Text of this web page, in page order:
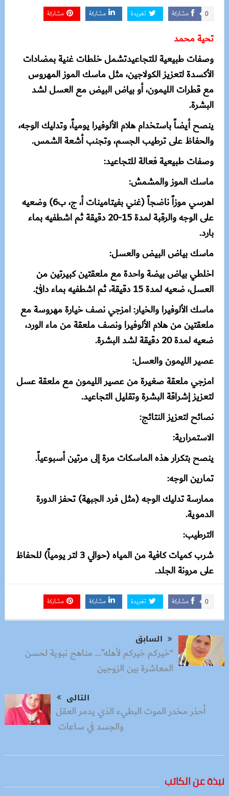
مشاركة 0 تغريدة مشاركة مشاركة
تحية محمد
وصفات طبيعية للتجاعيدتشمل خلطات غنية بمضادات
الأكسدة لتعزيز الكولاجين، مثل ماسك الموز المهروس
مع قطرات الليمون، أو بياض البيض مع العسل لشد
البشرة.
ينصح أيضاً باستخدام هلام الألوفيرا يومياً، وتدليك الوجه،
والحفاظ على ترطيب الجسم، وتجنب أشعة الشمس.
وصفات طبيعية فعالة للتجاعيد:
ماسك الموز والمشمش:
اهرسي موزاً ناضجاً (غني بفيتامينات أ، ج، ب6) وضعيه
على الوجه والرقبة لمدة 15-20 دقيقة ثم اشطفيه بماء
بارد.
ماسك بياض البيض والعسل:
اخلطي بياض بيضة واحدة مع ملعقتين كبيرتين من
العسل، ضعيه لمدة 15 دقيقة، ثم اشطفيه بماء دافئ.
ماسك الألوفيرا والخيار: امزجي نصف خيارة مهروسة مع
ملعقتين من هلام الألوفيرا ونصف ملعقة من ماء الورد،
ضعيه لمدة 20 دقيقة لشد البشرة.
عصير الليمون والعسل:
امزجي ملعقة صغيرة من عصير الليمون مع ملعقة عسل
لتعزيز إشراقة البشرة وتقليل التجاعيد.
نصائح لتعزيز النتائج:
الاستمرارية:
ينصح بتكرار هذه الماسكات مرة إلى مرتين أسبوعياً.
تمارين الوجه:
ممارسة تدليك الوجه (مثل فرد الجبهة) تحفز الدورة
الدموية.
الترطيب:
شرب كميات كافية من المياه (حوالي 3 لتر يومياً) للحفاظ
على مرونة الجلد.
مشاركة 0 تغريدة مشاركة مشاركة
السابق
“خيركم خيركم لأهله”… مناهج نبوية لحسن
المعاشرة بين الزوجين
التالى
أحذر مخدر الموت البطيء الذي يدمر العقل
والجسد في ساعات
نبذة عن الكاتب